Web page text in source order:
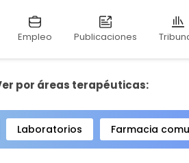
Empleo Publicaciones
por áreas terapéuticas:
Laboratorios Farmacia